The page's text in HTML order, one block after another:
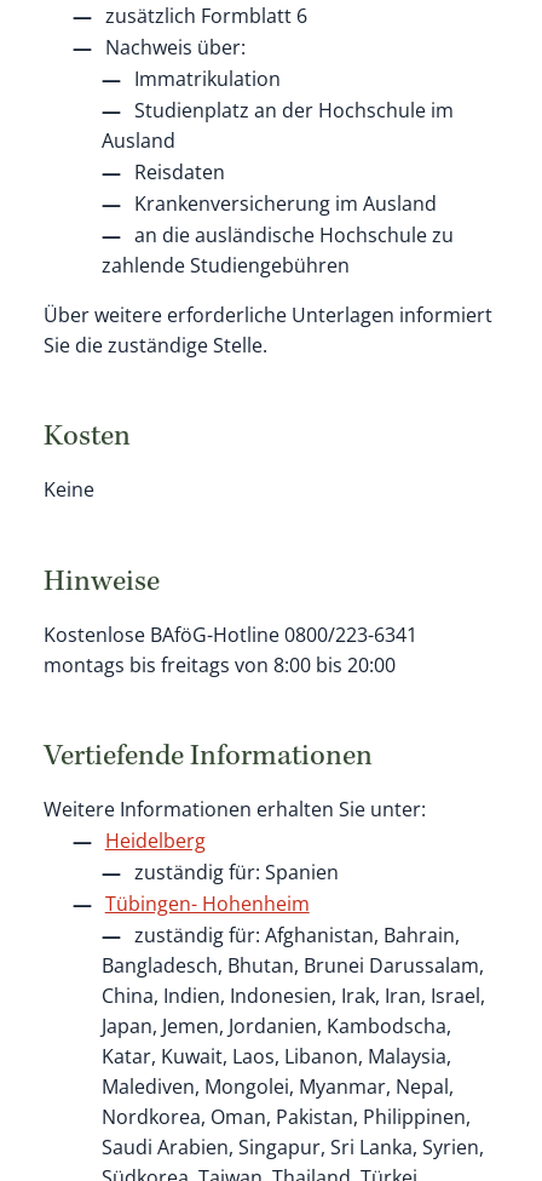
zusätzlich Formblatt 6
Nachweis über:
Immatrikulation
Studienplatz an der Hochschule im
Ausland
Reisdaten
Krankenversicherung im Ausland
an die ausländische Hochschule zu
zahlende Studiengebühren
Über weitere erforderliche Unterlagen informiert
Sie die zuständige Stelle.
Kosten
Keine
Hinweise
Kostenlose BAföG-Hotline 0800/223-6341
montags bis freitags von 8:00 bis 20:00
Vertiefende Informationen
Weitere Informationen erhalten Sie unter:
Heidelberg
zuständig für: Spanien
Tübingen- Hohenheim
zuständig für: Afghanistan, Bahrain,
Bangladesch, Bhutan, Brunei Darussalam,
China, Indien, Indonesien, Irak, Iran, Israel,
Japan, Jemen, Jordanien, Kambodscha,
Katar, Kuwait, Laos, Libanon, Malaysia,
Malediven, Mongolei, Myanmar, Nepal,
Nordkorea, Oman, Pakistan, Philippinen,
Saudi Arabien, Singapur, Sri Lanka, Syrien,